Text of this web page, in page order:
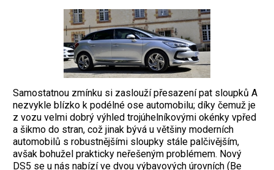
Samostatnou zmínku si zaslouží přesazení pat sloupků A
nezvykle blízko k podélné ose automobilu; díky čemuž je
z vozu velmi dobrý výhled trojúhelníkovými okénky vpřed
a šikmo do stran, což jinak bývá u většiny moderních
automobilů s robustnějšími sloupky stále palčivějším,
avšak bohužel prakticky neřešeným problémem. Nový
DS5 se u nás nabízí ve dvou výbavových úrovních (Be